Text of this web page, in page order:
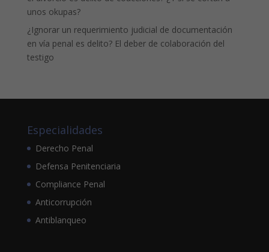
unos okupas?
¿Ignorar un requerimiento judicial de documentación
en vía penal es delito? El deber de colaboración del
testigo
Especialidades
Derecho Penal
Defensa Penitenciaria
Compliance Penal
Anticorrupción
Antiblanqueo